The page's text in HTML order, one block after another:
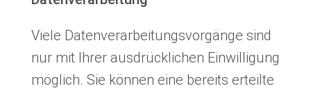
Viele Datenverarbeitungsvorgänge sind
nur mit Ihrer ausdrücklichen Einwilligung
möglich. Sie können eine bereits erteilte